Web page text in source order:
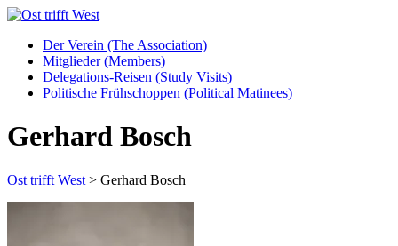
Der Verein (The Association)
Mitglieder (Members)
Delegations-Reisen (Study Visits)
Politische Frühschoppen (Political Matinees)
Gerhard Bosch
Ost trifft West > Gerhard Bosch